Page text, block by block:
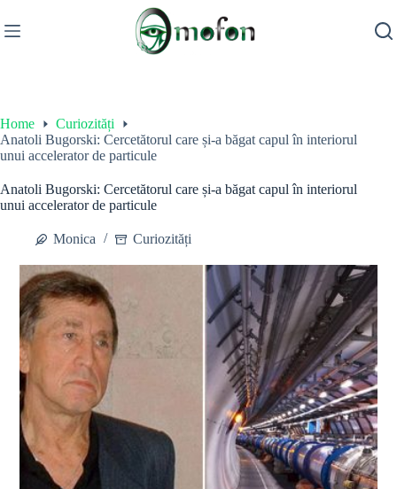
to
content
Home
Curiozități
Anatoli Bugorski: Cercetătorul care și-a băgat capul în interiorul
unui accelerator de particule
Anatoli Bugorski: Cercetătorul care și-a băgat capul în interiorul
unui accelerator de particule
Monica Curiozități